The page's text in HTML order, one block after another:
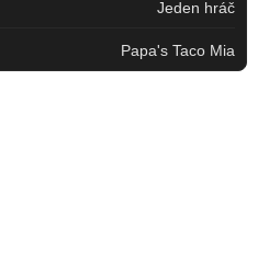
Jeden hráč
Papa's Taco Mia